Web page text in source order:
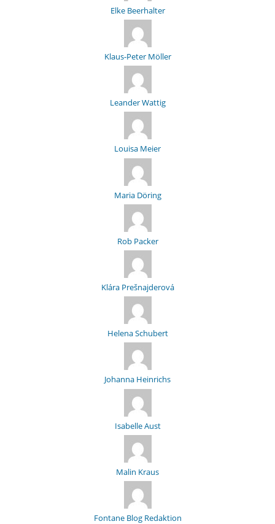
Elke Beerhalter
Klaus-Peter Möller
Leander Wattig
Louisa Meier
Maria Döring
Rob Packer
Klára Prešnajderová
Helena Schubert
Johanna Heinrichs
Isabelle Aust
Malin Kraus
Fontane Blog Redaktion